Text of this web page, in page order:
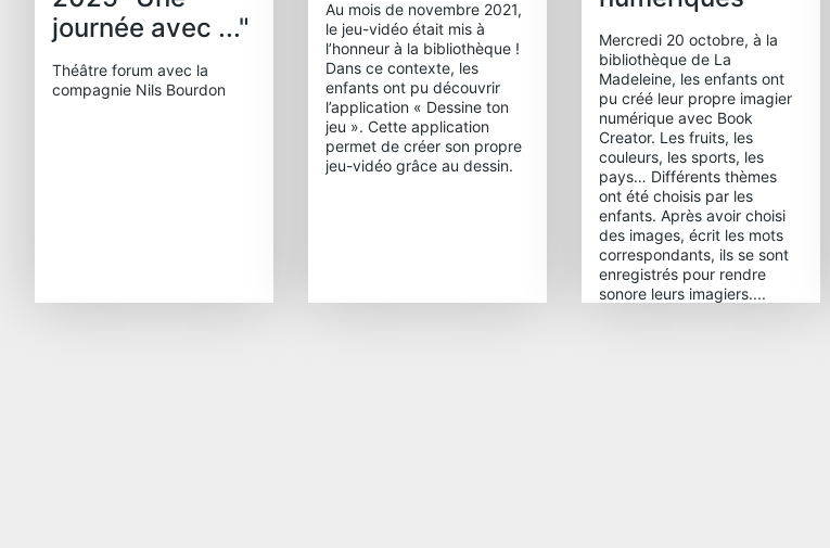
journée avec ..."
Théâtre forum avec la
compagnie Nils Bourdon
Au mois de novembre 2021,
le jeu-vidéo était mis à
l’honneur à la bibliothèque !
Dans ce contexte, les
enfants ont pu découvrir
l’application « Dessine ton
jeu ». Cette application
permet de créer son propre
jeu-vidéo grâce au dessin.
Mercredi 20 octobre, à la
bibliothèque de La
Madeleine, les enfants ont
pu créé leur propre imagier
numérique avec Book
Creator. Les fruits, les
couleurs, les sports, les
pays… Différents thèmes
ont été choisis par les
enfants. Après avoir choisi
des images, écrit les mots
correspondants, ils se sont
enregistrés pour rendre
sonore leurs imagiers....